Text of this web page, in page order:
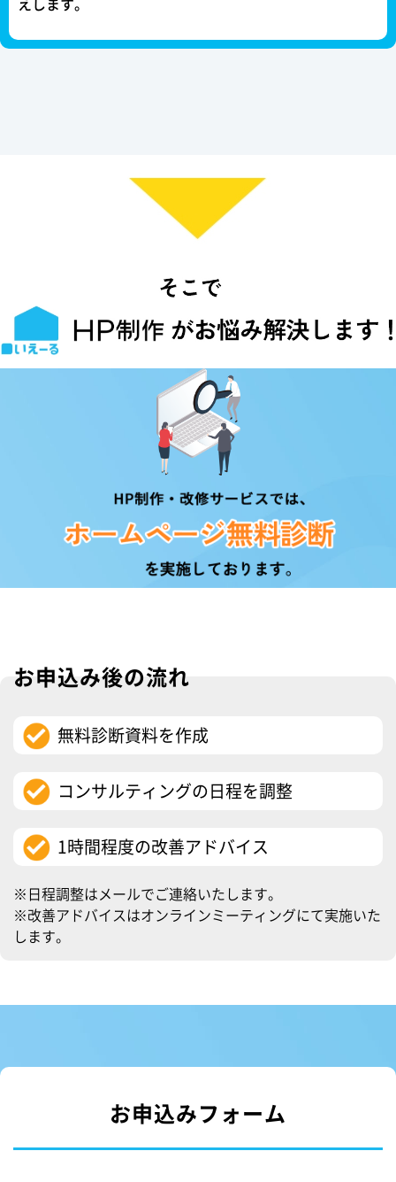
えします。
お申込み後の流れ
無料診断資料を作成
コンサルティングの日程を調整
1時間程度の改善アドバイス
※日程調整はメールでご連絡いたします。
※改善アドバイスはオンラインミーティングにて実施いた
します。
お申込みフォーム